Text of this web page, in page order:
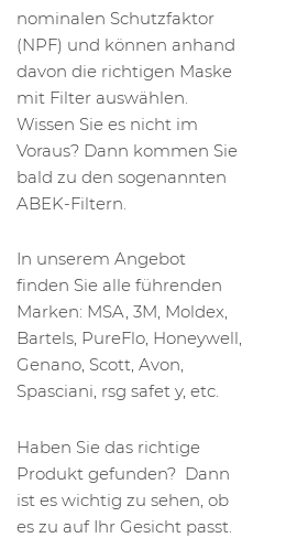
nominalen Schutzfaktor
(NPF) und können anhand
davon die richtigen Maske
mit Filter auswählen.
Wissen Sie es nicht im
Voraus? Dann kommen Sie
bald zu den sogenannten
ABEK-Filtern.
In unserem Angebot
finden Sie alle führenden
Marken: MSA, 3M, Moldex,
Bartels, PureFlo, Honeywell,
Genano, Scott, Avon,
Spasciani, rsg safet y, etc.
Haben Sie das richtige
Produkt gefunden? Dann
ist es wichtig zu sehen, ob
es zu auf Ihr Gesicht passt.